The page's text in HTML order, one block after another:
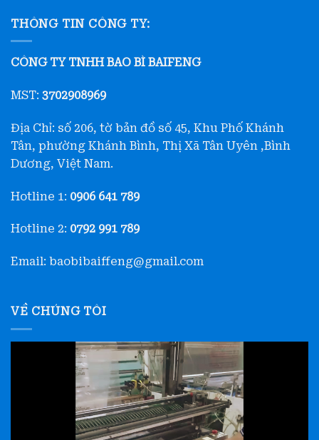
THÔNG TIN CÔNG TY:
CÔNG TY TNHH BAO BÌ BAIFENG
MST: 3702908969
Địa Chỉ: số 206, tờ bản đồ số 45, Khu Phố Khánh
Tân, phường Khánh Bình, Thị Xã Tân Uyên ,Bình
Dương, Việt Nam.
Hotline 1: 0906 641 789
Hotline 2: 0792 991 789
Email: baobibaiffeng@gmail.com
VỀ CHÚNG TÔI